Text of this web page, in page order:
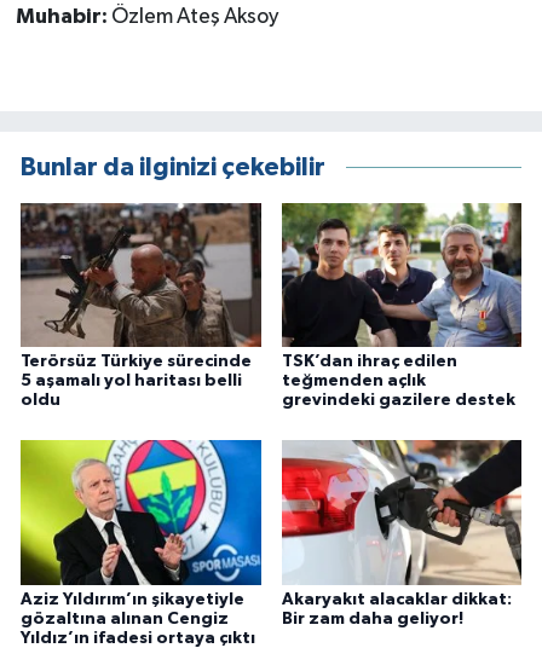
Muhabir: Özlem Ateş Aksoy
Bunlar da ilginizi çekebilir
Terörsüz Türkiye sürecinde
5 aşamalı yol haritası belli
oldu
TSK’dan ihraç edilen
teğmenden açlık
grevindeki gazilere destek
Aziz Yıldırım’ın şikayetiyle
gözaltına alınan Cengiz
Yıldız’ın ifadesi ortaya çıktı
Akaryakıt alacaklar dikkat:
Bir zam daha geliyor!